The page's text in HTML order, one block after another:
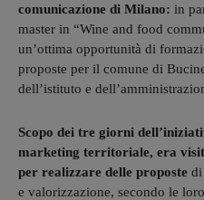
comunicazione di Milano: in
master in “Wine and food
un’ottima opportunità di
proposte per il comune di
dell’istituto e
Scopo dei tre giorni
marketing territoriale, era
per realizzare delle proposte di
e valorizzazione, secondo le